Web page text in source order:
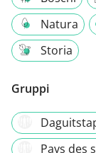
Natura
Storia
Gruppi
Pays des